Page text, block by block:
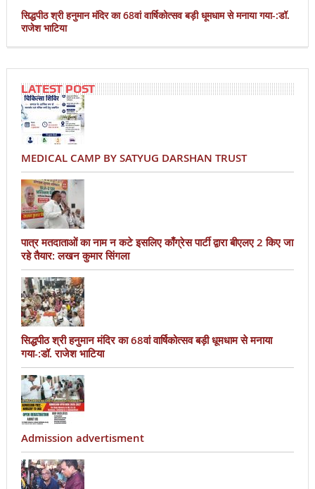
सिद्धपीठ श्री हनुमान मंदिर का 68वां वार्षिकोत्सव बड़ी धूमधाम से मनाया गया-:डॉ.
राजेश भाटिया
LATEST POST
MEDICAL CAMP BY SATYUG DARSHAN TRUST
पात्र मतदाताओं का नाम न कटे इसलिए काँग्रेस पार्टी द्वारा बीएलए 2 किए जा
रहे तैयार: लखन कुमार सिंगला
सिद्धपीठ श्री हनुमान मंदिर का 68वां वार्षिकोत्सव बड़ी धूमधाम से मनाया
गया-:डॉ. राजेश भाटिया
Admission advertisment